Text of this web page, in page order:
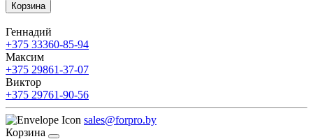
Корзина
Геннадий
+375 33360-85-94
Максим
+375 29861-37-07
Виктор
+375 29761-90-56
sales@forpro.by
Корзина